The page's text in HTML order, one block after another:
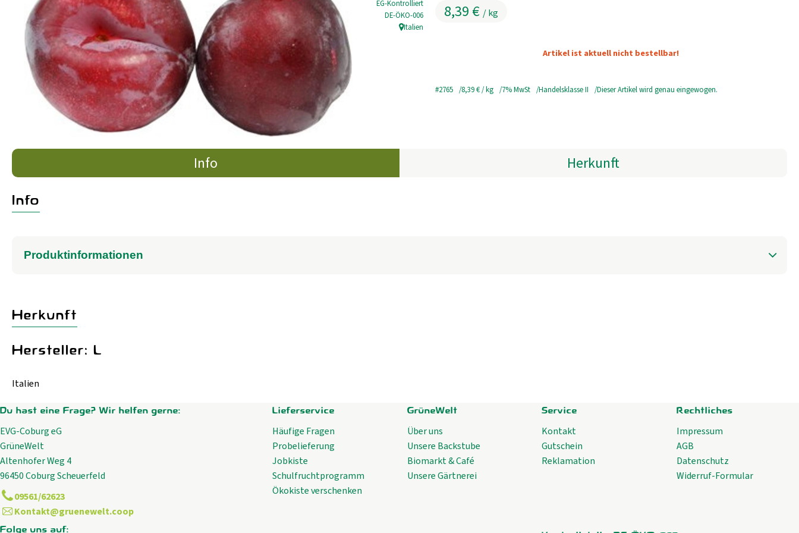
8,39 € / kg
EG-Kontrolliert
, Kontrollstelle:
DE-ÖKO-006
, Herkunft:
Italien
Artikel ist aktuell nicht bestellbar!
#2765 8,39 €/ kg 7% MwSt Handelsklasse II Dieser Artikel wird genau eingewogen.
Info Herkunft
Info
Produktinformationen
Herkunft
Hersteller: L
Italien
Du hast eine Frage? Wir helfen gerne:
EVG-Coburg eG
GrüneWelt
Altenhofer Weg 4
96450 Coburg Scheuerfeld
09561/62623
Kontakt@gruenewelt.coop
Folge uns auf:
Lieferservice
Häufige Fragen
Probelieferung
Jobkiste
Schulfruchtprogramm
Ökokiste verschenken
GrüneWelt
Über uns
Unsere Backstube
Biomarkt & Café
Unsere Gärtnerei
Service
Kontakt
Gutschein
Reklamation
Rechtliches
Impressum
AGB
Datenschutz
Widerruf-Formular